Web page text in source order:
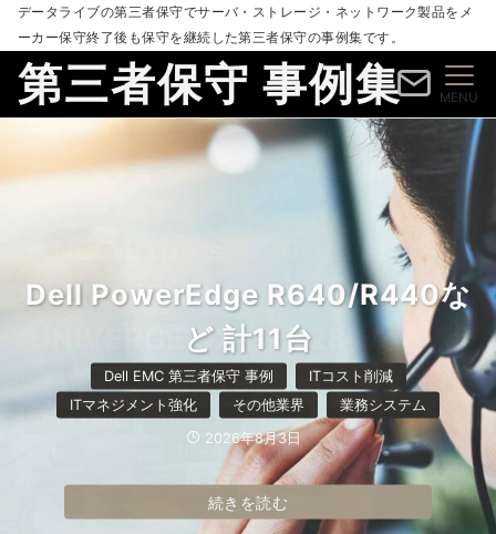
データライブの第三者保守でサーバ・ストレージ・ネットワーク製品をメ
ーカー保守終了後も保守を継続した第三者保守の事例集です。
第三者保守 事例集 MENU
NEC Express5800/R120h-
2M、iStorage WBG620、
UNIVERGE QX-S5828Tなど 計
19台
ITコスト削減 ITサービス・クラウド
ITマネジメント強化
NEC 第三者保守 事例
2026年8月6日
Dell PowerEdge R640/R440な
ど 計11台
Dell EMC 第三者保守 事例
ITコスト削減
ITマネジメント強化
その他業界
業務システム
2026年8月3日
続きを読む
IBM Lenovo Storwize V3700
V2XP(Gen2) ディスクアレイ装
置、V3700 V2/V3700 V2XPデ
ィスクエンクロージャーなど 計8
台
IBM Lenovo 第三者保守 事例
ITコスト削減
ITマネジメント強化
2026年7月30日